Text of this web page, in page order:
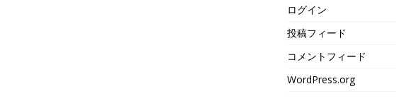
ログイン
投稿フィード
コメントフィード
WordPress.org